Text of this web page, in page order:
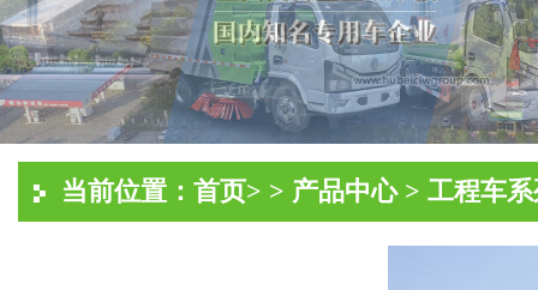
当前位置： 首页> > 产品中心> 工程车